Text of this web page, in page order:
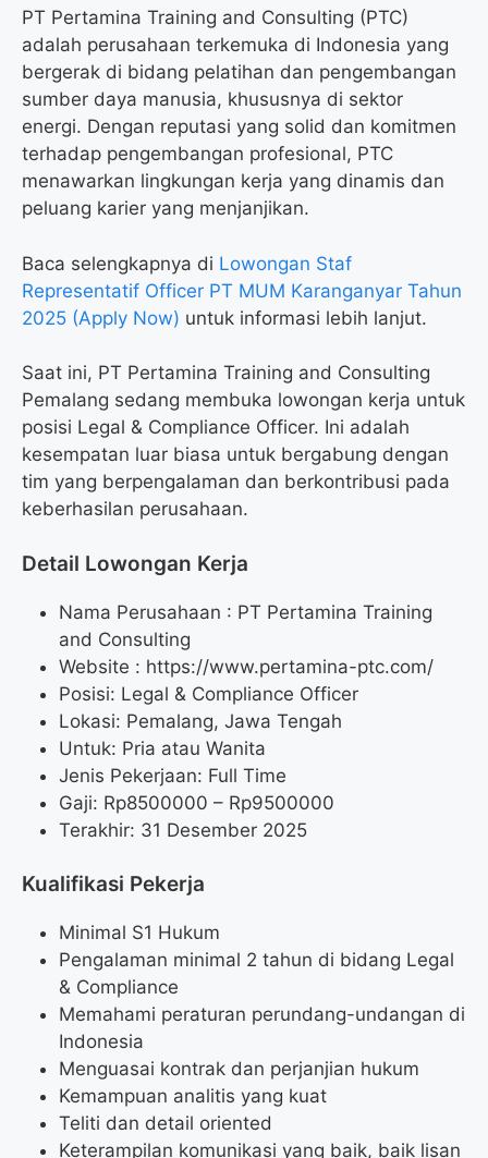
PT Pertamina Training and Consulting (PTC)
adalah perusahaan terkemuka di Indonesia yang
bergerak di bidang pelatihan dan pengembangan
sumber daya manusia, khususnya di sektor
energi. Dengan reputasi yang solid dan komitmen
terhadap pengembangan profesional, PTC
menawarkan lingkungan kerja yang dinamis dan
peluang karier yang menjanjikan.
Baca selengkapnya di Lowongan Staf
Representatif Officer PT MUM Karanganyar Tahun
2025 (Apply Now) untuk informasi lebih lanjut.
Saat ini, PT Pertamina Training and Consulting
Pemalang sedang membuka lowongan kerja untuk
posisi Legal & Compliance Officer. Ini adalah
kesempatan luar biasa untuk bergabung dengan
tim yang berpengalaman dan berkontribusi pada
keberhasilan perusahaan.
Detail Lowongan Kerja
Nama Perusahaan : PT Pertamina Training
and Consulting
Website : https://www.pertamina-ptc.com/
Posisi: Legal & Compliance Officer
Lokasi: Pemalang, Jawa Tengah
Untuk: Pria atau Wanita
Jenis Pekerjaan: Full Time
Gaji: Rp8500000 – Rp9500000
Terakhir: 31 Desember 2025
Kualifikasi Pekerja
Minimal S1 Hukum
Pengalaman minimal 2 tahun di bidang Legal
& Compliance
Memahami peraturan perundang-undangan di
Indonesia
Menguasai kontrak dan perjanjian hukum
Kemampuan analitis yang kuat
Teliti dan detail oriented
Keterampilan komunikasi yang baik, baik lisan